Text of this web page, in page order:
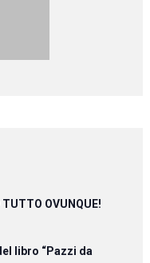
OVUNQUE!
libro “Pazzi da